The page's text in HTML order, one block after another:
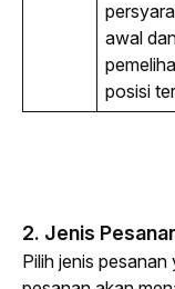
awal
posisi
2. Jenis
Pilih jenis